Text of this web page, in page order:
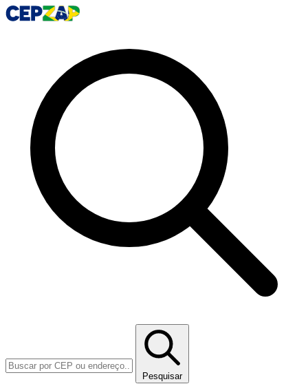
Pesquisar